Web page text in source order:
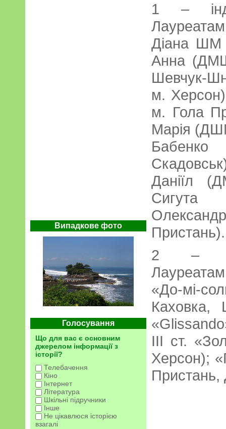
Випадкове фото
Голосування
Що для вас є основним
джерелом інформації з
історії?
Телебачення
Кіно
Інтернет
Література
Шкільні підручники
Інше
Не цікавлюся історією
взагалі
1 –
Діана ШМ
Анна
Шевчук-
м.
м. Гола
Марія
Даніїл
Сигута
Пристань).
2 –
«До-мі-
ІІІ ст.
Херсон);